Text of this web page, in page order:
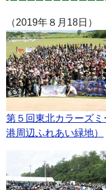
（2019年８月18日）
第５回東北カラーズ
港周辺ふれあい緑地）